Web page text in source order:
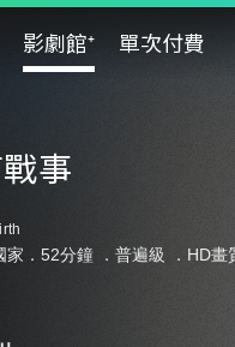
影劇館⁺ 單次付費
事
．52分鐘 ． 普遍級 ．HD畫